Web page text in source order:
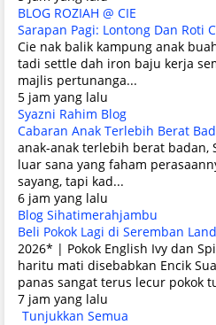
BLOG ROZIAH @ CIE
Sarapan Pagi: Lontong Dan Roti
Cie nak balik kampung anak
tadi settle dah iron baju kerja
majlis pertunanga...
5 jam yang lalu
Syazni Rahim Blog
Cabaran Anak Terlebih Berat
anak-anak terlebih berat badan,
luar sana yang faham
sayang, tapi kad...
6 jam yang lalu
Blog Sihatimerahjambu
Beli Pokok Lagi di Seremban
2026* | Pokok English Ivy dan
haritu mati disebabkan Encik
panas sangat terus lecur pokok
7 jam yang lalu
Tunjukkan Semua